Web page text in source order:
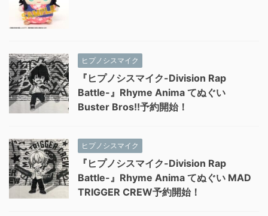
ヒプノシスマイク
『ヒプノシスマイク-Division Rap
Battle-』Rhyme Anima てぬぐい
Buster Bros!!予約開始！
ヒプノシスマイク
『ヒプノシスマイク-Division Rap
Battle-』Rhyme Anima てぬぐい MAD
TRIGGER CREW予約開始！